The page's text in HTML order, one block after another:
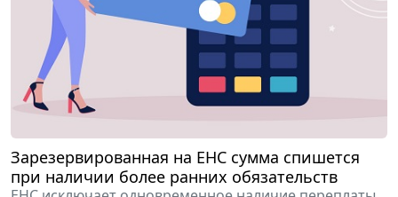
Зарезервированная на ЕНС сумма спишется
при наличии более ранних обязательств